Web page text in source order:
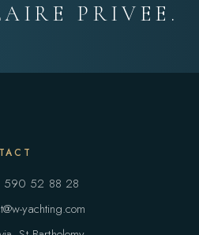
PRIVEE.
52 88 28
yachting.com